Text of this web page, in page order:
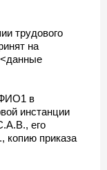
трудового
на
ФИО1 в
инстанции
его
копию приказа